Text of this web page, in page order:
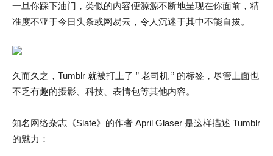
一旦你踩下油门，类似的内容便源源不断地呈现在你面前，精
准度不亚于今日头条或网易云，令人沉迷于其中不能自拔。
久而久之，Tumblr 就被打上了 ” 老司机 ” 的标签，尽管上面也
不乏有趣的摄影、科技、表情包等其他内容。
知名网络杂志《Slate》的作者 April Glaser 是这样描述 Tumblr
的魅力：